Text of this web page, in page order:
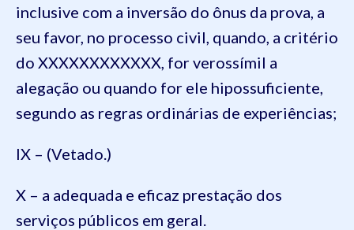
inclusive com a inversão do ônus da prova, a
seu favor, no processo civil, quando, a critério
do XXXXXXXXXXXX, for verossímil a
alegação ou quando for ele hipossuficiente,
segundo as regras ordinárias de experiências;
IX – (Vetado.)
X – a adequada e eficaz prestação dos
serviços públicos em geral.